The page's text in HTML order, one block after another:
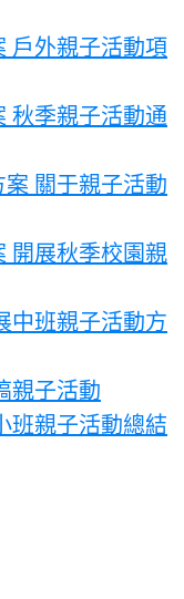
戶外親子活動項
秋季親子活動通
關于親子活動
開展秋季校園親
中班親子活動方
親子活動
班親子活動總結